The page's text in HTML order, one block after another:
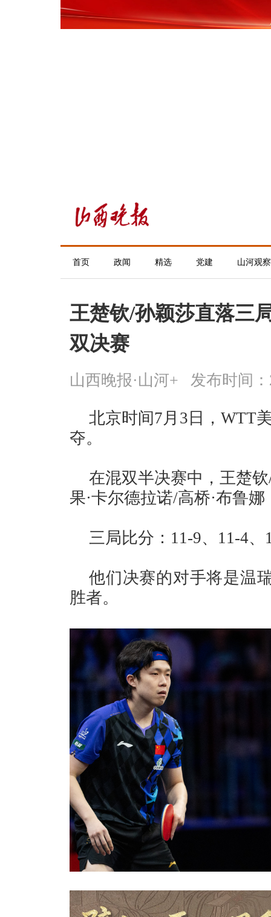
首页 政闻 精选 党建 山河观察
王楚钦/孙颖莎直落三
双决赛
山西晚报·山河+ 发布时间：
北京时间7月3日，WTT
夺。
在混双半决赛中，王楚
果·卡尔德拉诺/高桥·布鲁
三局比分：11-9、11-4、
他们决赛的对手将是温
胜者。